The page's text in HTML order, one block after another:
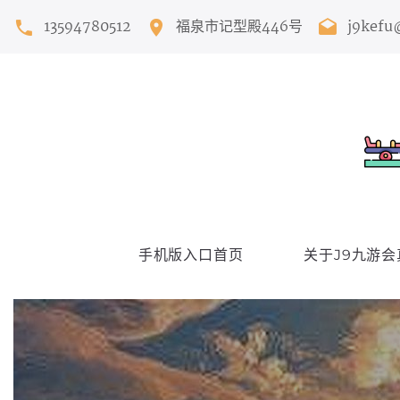
13594780512 福泉市记型殿446号
手机版入口首页 关于J9九游